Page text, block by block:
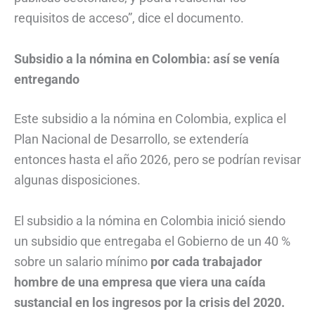
requisitos de acceso”, dice el documento.
Subsidio a la nómina en Colombia: así se venía
entregando
Este subsidio a la nómina en Colombia, explica el
Plan Nacional de Desarrollo, se extendería
entonces hasta el año 2026, pero se podrían revisar
algunas disposiciones.
El subsidio a la nómina en Colombia inició siendo
un subsidio que entregaba el Gobierno de un 40 %
sobre un salario mínimo por cada trabajador
hombre de una empresa que viera una caída
sustancial en los ingresos por la crisis del 2020.